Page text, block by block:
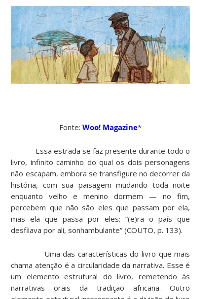
Fonte:Woo! Magazine*
Essa estrada se faz presente durante todo o
livro, infinito caminho do qual os dois personagens
não escapam, embora se transfigure no decorrer da
história, com sua paisagem mudando toda noite
enquanto velho e menino dormem — no fim,
percebem que não são eles que passam por ela,
mas ela que passa por eles: “(e)ra o país que
desfilava por ali, sonhambulante” (COUTO, p. 133).
Uma das características do livro que mais
chama atenção é a circularidade da narrativa. Esse é
um elemento estrutural do livro, remetendo às
narrativas orais da tradição africana. Outro